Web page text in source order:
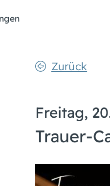
Zurück
Freitag,
Trauer-